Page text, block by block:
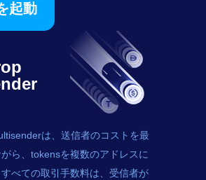
起動
は、送信者のコストを最
ら、 tokensを複数のアドレスに
べての取引手数料は、受信者が